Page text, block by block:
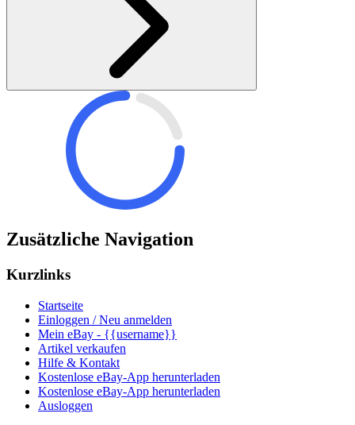
Zusätzliche Navigation
Kurzlinks
Startseite
Einloggen / Neu anmelden
Mein eBay - {{username}}
Artikel verkaufen
Hilfe & Kontakt
Kostenlose eBay-App herunterladen
Kostenlose eBay-App herunterladen
Ausloggen